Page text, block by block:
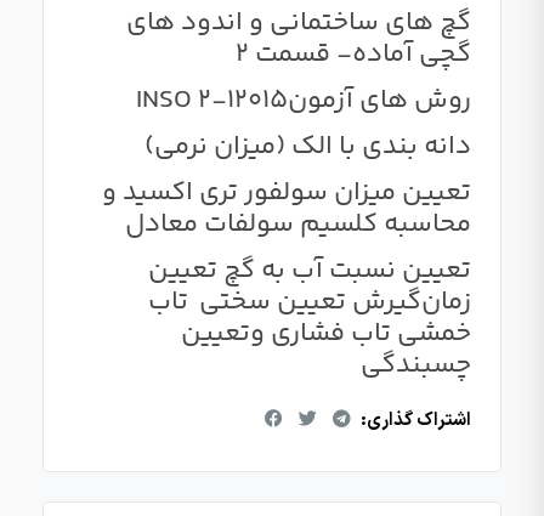
گچ های ساختمانی و اندود های
گچی آماده- قسمت 2
روش های آزمونINSO 2-12015
دانه بندی با الک (میزان نرمی)
تعیین میزان سولفور تری اکسید و
محاسبه کلسیم سولفات معادل
تعیین نسبت آب به گچ تعیین
زمان‌گیرش تعیین سختی تاب
خمشی تاب فشاری و‌تعیین
چسبندگی
اشتراک گذاری: